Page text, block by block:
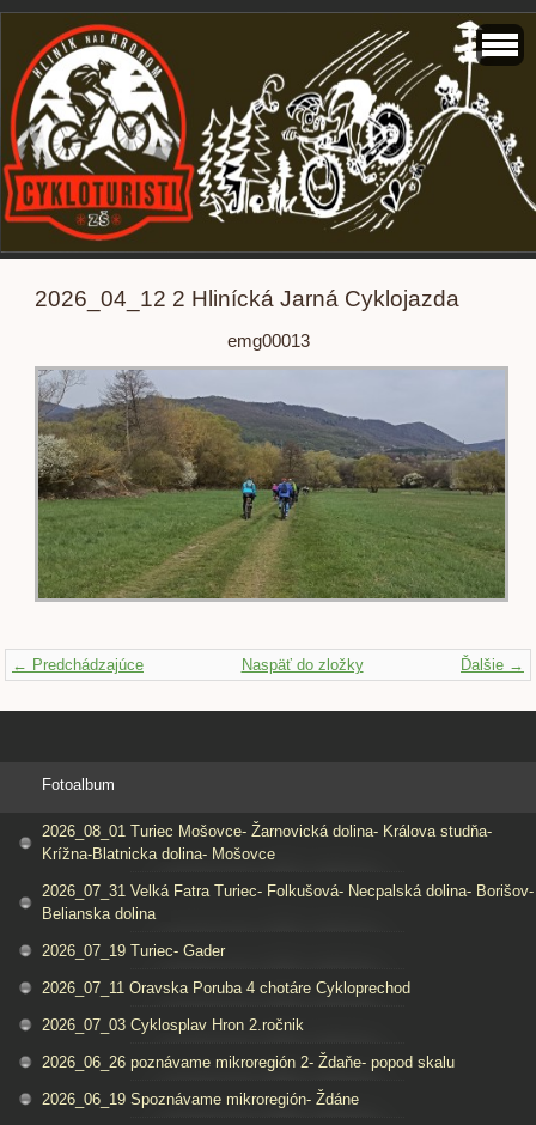
2026_04_12 2 Hlinícká Jarná Cyklojazda
emg00013
← Predchádzajúce Ďalšie →
Naspäť do zložky
Fotoalbum
2026_08_01 Turiec Mošovce- Žarnovická dolina- Králova studňa-
Krížna-Blatnicka dolina- Mošovce
2026_07_31 Velká Fatra Turiec- Folkušová- Necpalská dolina- Borišov-
Belianska dolina
2026_07_19 Turiec- Gader
2026_07_11 Oravska Poruba 4 chotáre Cykloprechod
2026_07_03 Cyklosplav Hron 2.ročnik
2026_06_26 poznávame mikroregión 2- Ždaňe- popod skalu
2026_06_19 Spoznávame mikroregión- Ždáne